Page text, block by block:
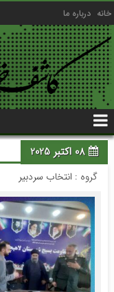
خانه درباره ما
08 اکتبر 2025
گروه : انتخاب سردبیر